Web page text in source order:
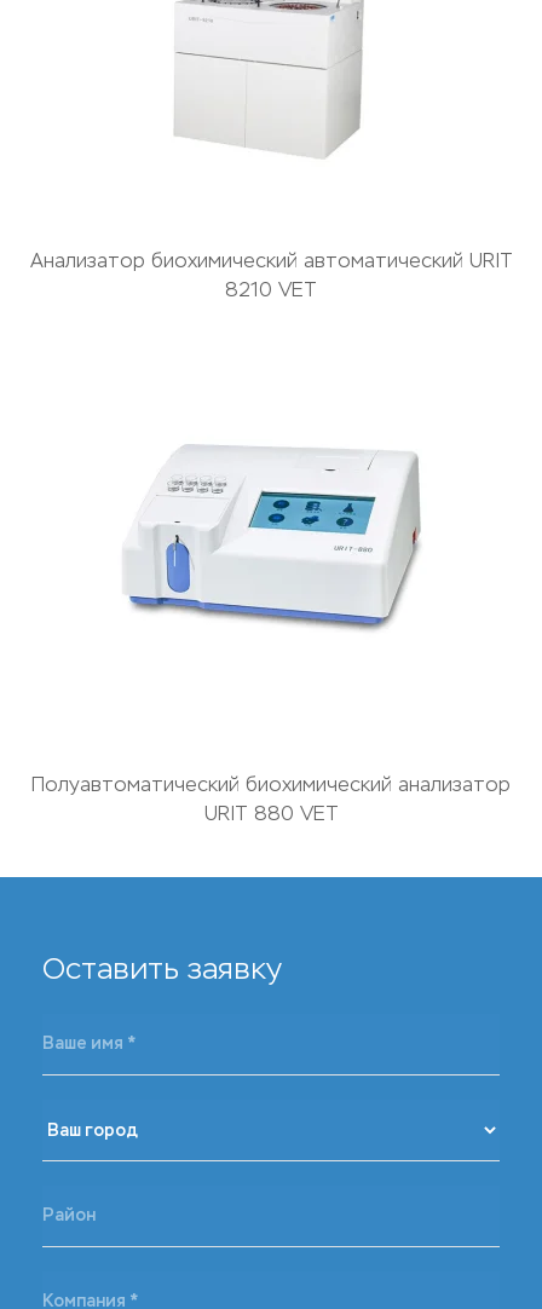
Анализатор биохимический автоматический URIT
8210 VET
Полуавтоматический биохимический анализатор
URIT 880 VET
Оставить заявку